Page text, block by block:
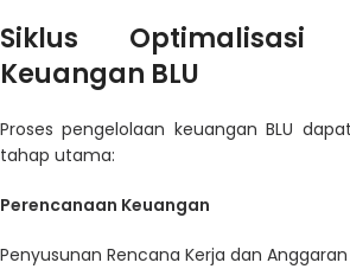
Siklus Optimalisasi
Keuangan BLU
Proses pengelolaan keuangan BLU
tahap utama:
Perencanaan Keuangan
Penyusunan Rencana Kerja dan Anggaran